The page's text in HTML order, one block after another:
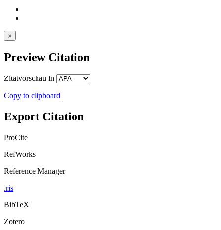
×
Preview Citation
Zitatvorschau in
Copy to clipboard
Export Citation
ProCite
RefWorks
Reference Manager
.ris
BibTeX
Zotero